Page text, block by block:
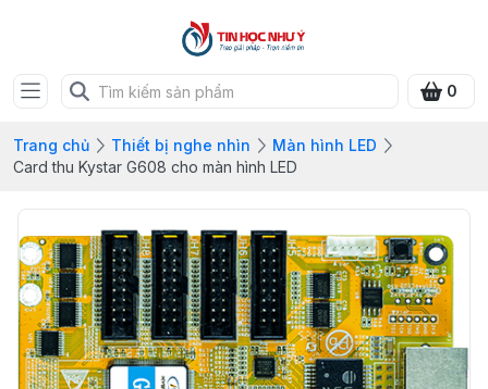
0
Trang chủ Thiết bị nghe nhìn
Màn hình LED
Card thu Kystar G608 cho màn hình LED